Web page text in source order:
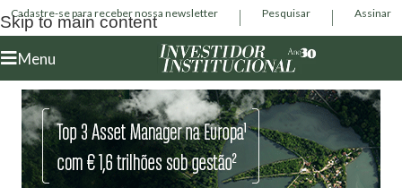
Skip to main content
Cadastre-se para receber nossa newsletter Pesquisar Assinar
Menu